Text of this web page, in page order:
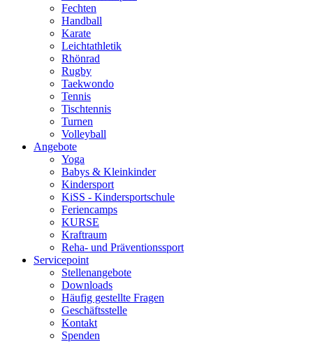
Fechten
Handball
Karate
Leichtathletik
Rhönrad
Rugby
Taekwondo
Tennis
Tischtennis
Turnen
Volleyball
Angebote
Yoga
Babys & Kleinkinder
Kindersport
KiSS - Kindersportschule
Feriencamps
KURSE
Kraftraum
Reha- und Präventionssport
Servicepoint
Stellenangebote
Downloads
Häufig gestellte Fragen
Geschäftsstelle
Kontakt
Spenden